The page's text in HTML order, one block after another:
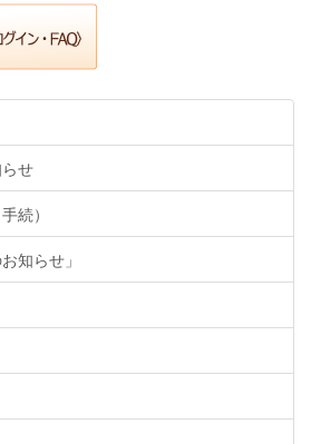
せ
続）
知らせ」